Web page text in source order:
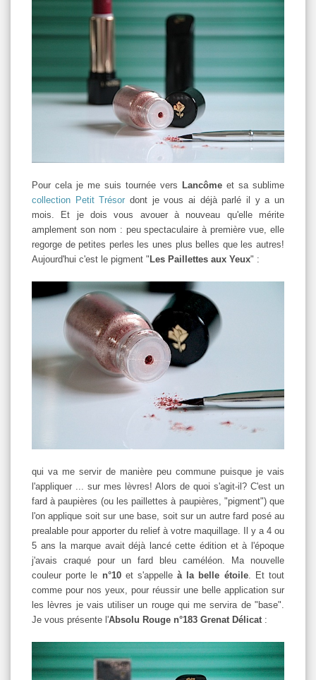
Pour cela je me suis tournée vers Lancôme et sa sublime
collection Petit Trésor dont je vous ai déjà parlé il y a un
mois. Et je dois vous avouer à nouveau qu'elle mérite
amplement son nom : peu spectaculaire à première vue, elle
regorge de petites perles les unes plus belles que les autres!
Aujourd'hui c'est le pigment " Les Paillettes aux Yeux" :
qui va me servir de manière peu commune puisque je vais
l'appliquer ... sur mes lèvres! Alors de quoi s'agit-il? C'est un
fard à paupières (ou les paillettes à paupières, "pigment") que
l'on applique soit sur une base, soit sur un autre fard posé au
prealable pour apporter du relief à votre maquillage. Il y a 4 ou
5 ans la marque avait déjà lancé cette édition et à l'époque
j'avais craqué pour un fard bleu caméléon. Ma nouvelle
couleur porte le n°10 et s'appelleà la belle étoile. Et tout
comme pour nos yeux, pour réussir une belle application sur
les lèvres je vais utiliser un rouge qui me servira de "base".
Je vous présente l'Absolu Rouge n°183 Grenat Délicat: